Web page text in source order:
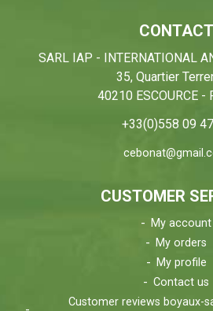
CONTACT
SARL IAP - INTERNATIONAL
35, Quartier
40210 ESCOURCE -
+33(0)558 09
CUSTOMER
My account
My orders
My profile
Contact us
Customer reviews boyaux-